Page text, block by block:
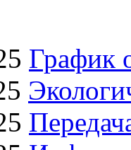
График